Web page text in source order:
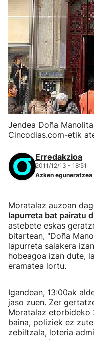
Jendea Doña
Cincodias.com-etik
Erredakzioa
2011/12/13 - 18:51
Azken eguneratzea
Moratalaz auzoan
lapurreta bat pairatu
astebete eskas
bitartean, "Doña
lapurreta saiakera
hobeagoa izan dute,
eramatea lortu.
Igandean, 13:00ak
jaso zuen. Zer
Moratalaz etorbideko
baina, poliziek ez
zebiltzala, loteria